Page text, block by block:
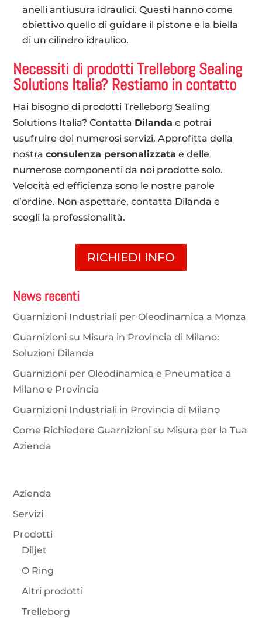
anelli antiusura idraulici. Questi hanno come
obiettivo quello di guidare il pistone e la biella
di un cilindro idraulico.
Necessiti di prodotti Trelleborg Sealing
Solutions Italia? Restiamo in contatto
Hai bisogno di prodotti Trelleborg Sealing
Solutions Italia? Contatta Dilanda e potrai
usufruire dei numerosi servizi. Approfitta della
nostraconsulenza personalizzata e delle
numerose componenti da noi prodotte solo.
Velocità ed efficienza sono le nostre parole
d’ordine. Non aspettare, contatta Dilanda e
scegli la professionalità.
RICHIEDI INFO
News recenti
Guarnizioni Industriali per Oleodinamica a Monza
Guarnizioni su Misura in Provincia di Milano:
Soluzioni Dilanda
Guarnizioni per Oleodinamica e Pneumatica a
Milano e Provincia
Guarnizioni Industriali in Provincia di Milano
Come Richiedere Guarnizioni su Misura per la Tua
Azienda
Azienda
Servizi
Prodotti
Diljet
O Ring
Altri prodotti
Trelleborg